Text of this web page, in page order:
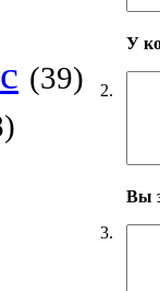
(39) 2.
У
3.
Вы